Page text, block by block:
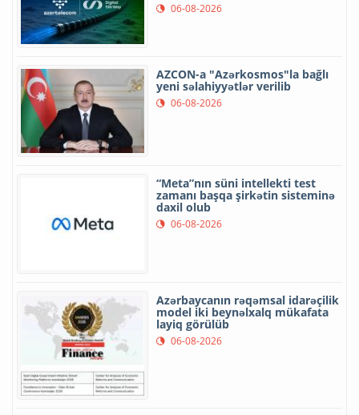
06-08-2026
AZCON-a "Azərkosmos"la bağlı
yeni səlahiyyətlər verilib
06-08-2026
“Meta”nın süni intellekti test
zamanı başqa şirkətin sisteminə
daxil olub
06-08-2026
Azərbaycanın rəqəmsal idarəçilik
model iki beynəlxalq mükafata
layiq görülüb
06-08-2026